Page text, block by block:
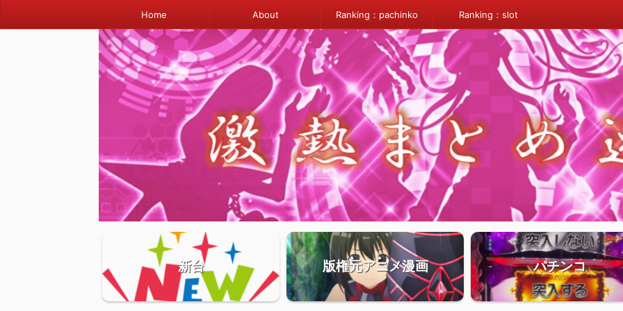
Home About Ranking：pachinko Ranking：slot
新台 版権元アニメ漫画 パチンコ